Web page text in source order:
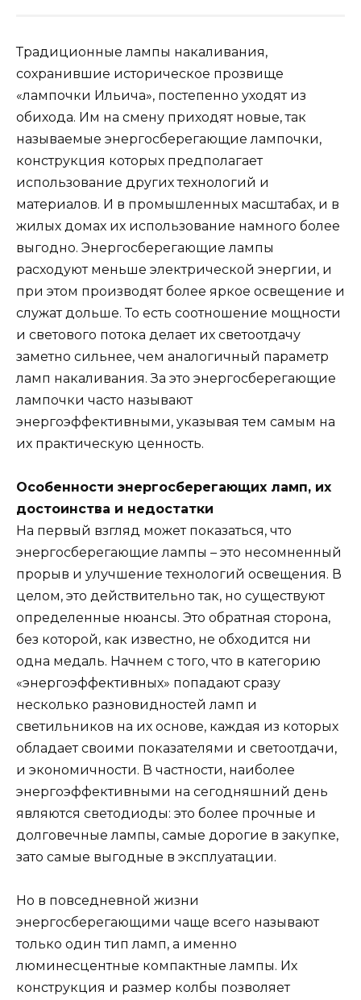
Традиционные лампы накаливания,
сохранившие историческое прозвище
«лампочки Ильича», постепенно уходят из
обихода. Им на смену приходят новые, так
называемые энергосберегающие лампочки,
конструкция которых предполагает
использование других технологий и
материалов. И в промышленных масштабах, и в
жилых домах их использование намного более
выгодно. Энергосберегающие лампы
расходуют меньше электрической энергии, и
при этом производят более яркое освещение и
служат дольше. То есть соотношение мощности
и светового потока делает их светоотдачу
заметно сильнее, чем аналогичный параметр
ламп накаливания. За это энергосберегающие
лампочки часто называют
энергоэффективными, указывая тем самым на
их практическую ценность.
Особенности энергосберегающих ламп, их
достоинства и недостатки
На первый взгляд может показаться, что
энергосберегающие лампы – это несомненный
прорыв и улучшение технологий освещения. В
целом, это действительно так, но существуют
определенные нюансы. Это обратная сторона,
без которой, как известно, не обходится ни
одна медаль. Начнем с того, что в категорию
«энергоэффективных» попадают сразу
несколько разновидностей ламп и
светильников на их основе, каждая из которых
обладает своими показателями и светоотдачи,
и экономичности. В частности, наиболее
энергоэффективными на сегодняшний день
являются светодиоды: это более прочные и
долговечные лампы, самые дорогие в закупке,
зато самые выгодные в эксплуатации.
Но в повседневной жизни
энергосберегающими чаще всего называют
только один тип ламп, а именно
люминесцентные компактные лампы. Их
конструкция и размер колбы позволяет